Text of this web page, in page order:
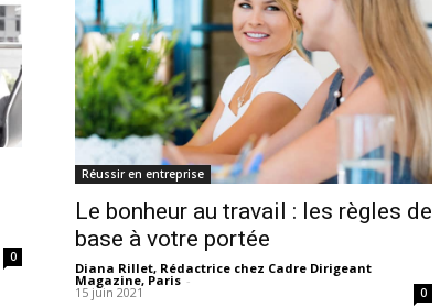
0
Réussir en entreprise
Le bonheur au travail : les règles de
base à votre portée
Diana Rillet, Rédactrice chez Cadre Dirigeant
Magazine, Paris -
15 juin 2021 0